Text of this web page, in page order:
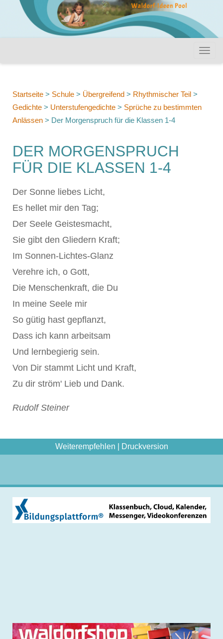
Startseite > Schule > Übergreifend > Rhythmischer Teil >
Gedichte > Unterstufengedichte > Sprüche zu bestimmten
Anlässen > Der Morgenspruch für die Klassen 1-4
DER MORGENSPRUCH
FÜR DIE KLASSEN 1-4
Der Sonne liebes Licht,
Es hellet mir den Tag;
Der Seele Geistesmacht,
Sie gibt den Gliedern Kraft;
Im Sonnen-Lichtes-Glanz
Verehre ich, o Gott,
Die Menschenkraft, die Du
In meine Seele mir
So gütig hast gepflanzt,
Dass ich kann arbeitsam
Und lernbegierig sein.
Von Dir stammt Licht und Kraft,
Zu dir ström' Lieb und Dank.
Rudolf Steiner
Weiterempfehlen Druckversion